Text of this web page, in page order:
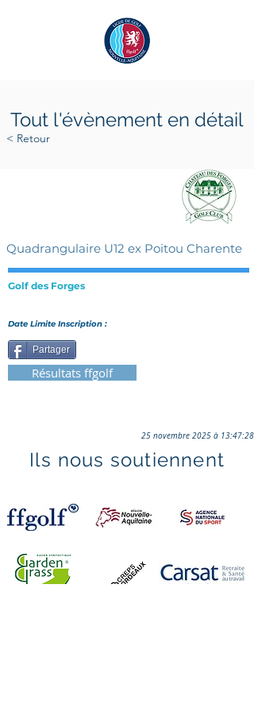
Tout l'évènement en détail
< Retour
Quadrangulaire U12 ex Poitou Charente
Golf des Forges
Date Limite Inscription :
Partager
Résultats ffgolf
25 novembre 2025 à 13:47:28
Ils nous soutiennent